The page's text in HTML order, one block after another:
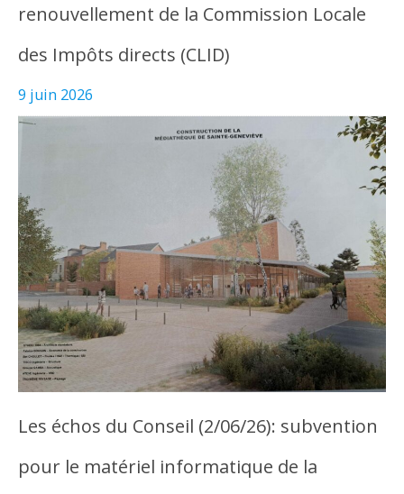
renouvellement de la Commission Locale
des Impôts directs (CLID)
9 juin 2026
Les échos du Conseil (2/06/26): subvention
pour le matériel informatique de la